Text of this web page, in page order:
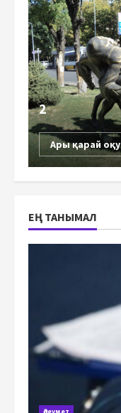
2
Ары қарай оқу
ЕҢ ТАНЫМАЛ